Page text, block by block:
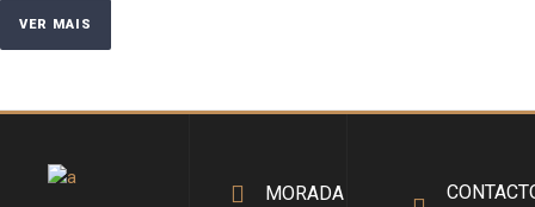
VER MAIS
MORADA